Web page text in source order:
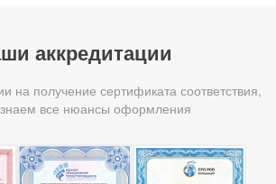
аккредитации
на получение сертификата соответствия,
знаем все нюансы оформления